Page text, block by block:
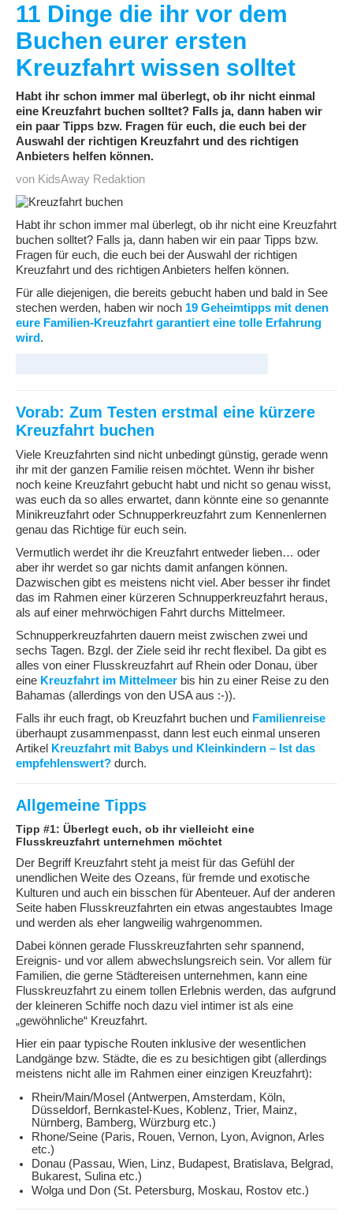
11 Dinge die ihr vor dem
Buchen eurer ersten
Kreuzfahrt wissen solltet
Habt ihr schon immer mal überlegt, ob ihr nicht einmal
eine Kreuzfahrt buchen solltet? Falls ja, dann haben wir
ein paar Tipps bzw. Fragen für euch, die euch bei der
Auswahl der richtigen Kreuzfahrt und des richtigen
Anbieters helfen können.
von KidsAway Redaktion
Habt ihr schon immer mal überlegt, ob ihr nicht eine Kreuzfahrt
buchen solltet? Falls ja, dann haben wir ein paar Tipps bzw.
Fragen für euch, die euch bei der Auswahl der richtigen
Kreuzfahrt und des richtigen Anbieters helfen können.
Für alle diejenigen, die bereits gebucht haben und bald in See
stechen werden, haben wir noch 19 Geheimtipps mit denen
eure Familien-Kreuzfahrt garantiert eine tolle Erfahrung
wird .
Vorab: Zum Testen erstmal eine kürzere
Kreuzfahrt buchen
Viele Kreuzfahrten sind nicht unbedingt günstig, gerade wenn
ihr mit der ganzen Familie reisen möchtet. Wenn ihr bisher
noch keine Kreuzfahrt gebucht habt und nicht so genau wisst,
was euch da so alles erwartet, dann könnte eine so genannte
Minikreuzfahrt oder Schnupperkreuzfahrt zum Kennenlernen
genau das Richtige für euch sein.
Vermutlich werdet ihr die Kreuzfahrt entweder lieben… oder
aber ihr werdet so gar nichts damit anfangen können.
Dazwischen gibt es meistens nicht viel. Aber besser ihr findet
das im Rahmen einer kürzeren Schnupperkreuzfahrt heraus,
als auf einer mehrwöchigen Fahrt durchs Mittelmeer.
Schnupperkreuzfahrten dauern meist zwischen zwei und
sechs Tagen. Bzgl. der Ziele seid ihr recht flexibel. Da gibt es
alles von einer Flusskreuzfahrt auf Rhein oder Donau, über
eine Kreuzfahrt im Mittelmeer bis hin zu einer Reise zu den
Bahamas (allerdings von den USA aus :-)).
Falls ihr euch fragt, ob Kreuzfahrt buchen und Familienreise
überhaupt zusammenpasst, dann lest euch einmal unseren
Artikel
Kreuzfahrt mit Babys und Kleinkindern – Ist das
empfehlenswert? durch.
Allgemeine Tipps
Tipp #1: Überlegt euch, ob ihr vielleicht eine
Flusskreuzfahrt unternehmen möchtet
Der Begriff Kreuzfahrt steht ja meist für das Gefühl der
unendlichen Weite des Ozeans, für fremde und exotische
Kulturen und auch ein bisschen für Abenteuer. Auf der anderen
Seite haben Flusskreuzfahrten ein etwas angestaubtes Image
und werden als eher langweilig wahrgenommen.
Dabei können gerade Flusskreuzfahrten sehr spannend,
Ereignis- und vor allem abwechslungsreich sein. Vor allem für
Familien, die gerne Städtereisen unternehmen, kann eine
Flusskreuzfahrt zu einem tollen Erlebnis werden, das aufgrund
der kleineren Schiffe noch dazu viel intimer ist als eine
„gewöhnliche“ Kreuzfahrt.
Hier ein paar typische Routen inklusive der wesentlichen
Landgänge bzw. Städte, die es zu besichtigen gibt (allerdings
meistens nicht alle im Rahmen einer einzigen Kreuzfahrt):
Rhein/Main/Mosel (Antwerpen, Amsterdam, Köln,
Düsseldorf, Bernkastel-Kues, Koblenz, Trier, Mainz,
Nürnberg, Bamberg, Würzburg etc.)
Rhone/Seine (Paris, Rouen, Vernon, Lyon, Avignon, Arles
etc.)
Donau (Passau, Wien, Linz, Budapest, Bratislava, Belgrad,
Bukarest, Sulina etc.)
Wolga und Don (St. Petersburg, Moskau, Rostov etc.)